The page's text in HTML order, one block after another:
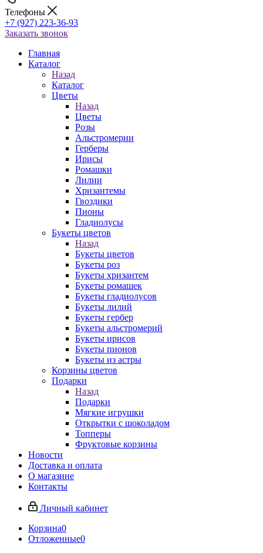
Телефоны
+7 (927) 223-36-93
Заказать звонок
Главная
Каталог
Назад
Каталог
Цветы
Назад
Цветы
Розы
Альстромерии
Герберы
Ирисы
Ромашки
Лилии
Хризантемы
Гвоздики
Пионы
Гладиолусы
Букеты цветов
Назад
Букеты цветов
Букеты роз
Букеты хризантем
Букеты ромашек
Букеты гладиолусов
Букеты лилий
Букеты гербер
Букеты альстромерий
Букеты ирисов
Букеты пионов
Букеты из астры
Корзины цветов
Подарки
Назад
Подарки
Мягкие игрушки
Открытки с шоколадом
Топперы
Фруктовые корзины
Новости
Доставка и оплата
О магазине
Контакты
Личный кабинет
Корзина0
Отложенные0